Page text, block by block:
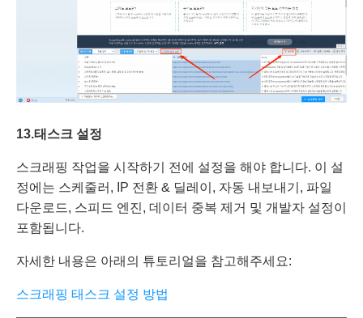
13.태스크 설정
스크래핑 작업을 시작하기 전에 설정을 해야 합니다. 이 설
정에는 스케줄러, IP 전환 & 딜레이, 자동 내보내기, 파일
다운로드, 스피드 엔진, 데이터 중복 제거 및 개발자 설정이
포함됩니다.
자세한 내용은 아래의 튜토리얼을 참고해주세요:
스크래핑 태스크 설정 방법